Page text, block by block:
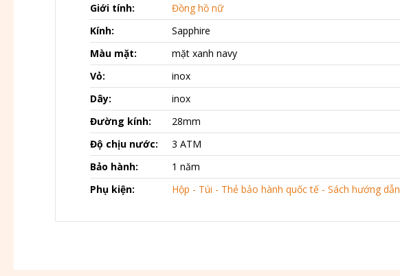
Giới tính:
Đồng hồ nữ
Kính:
Sapphire
Màu mặt:
mặt xanh navy
Vỏ:
inox
Dây:
inox
Đường kính:
28mm
Độ chịu nước:
3 ATM
Bảo hành:
1 năm
Phụ kiện:
Hộp - Túi - Thẻ bảo hành quốc tế - Sách hướng dẫn